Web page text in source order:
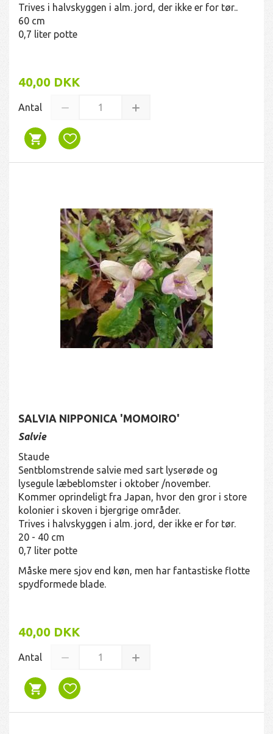
Trives i halvskyggen i alm. jord, der ikke er for tør..
60 cm
0,7 liter potte
40,00 DKK
Antal
SALVIA NIPPONICA 'MOMOIRO'
Salvie
Staude
Sentblomstrende salvie med sart lyserøde og
lysegule læbeblomster i oktober /november.
Kommer oprindeligt fra Japan, hvor den gror i store
kolonier i skoven i bjergrige områder.
Trives i halvskyggen i alm. jord, der ikke er for tør.
20 - 40 cm
0,7 liter potte
Måske mere sjov end køn, men har fantastiske flotte
spydformede blade.
40,00 DKK
Antal